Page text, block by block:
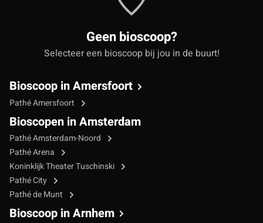
Geen bioscoop?
Selecteer een bioscoop bij jou in de buurt!
Bioscoop in Amersfoort
Pathé Amersfoort
Bioscopen in Amsterdam
Pathé Amsterdam-Noord
Pathé Arena
Koninklijk Theater Tuschinski
Pathé City
Pathé de Munt
Bioscoop in Arnhem